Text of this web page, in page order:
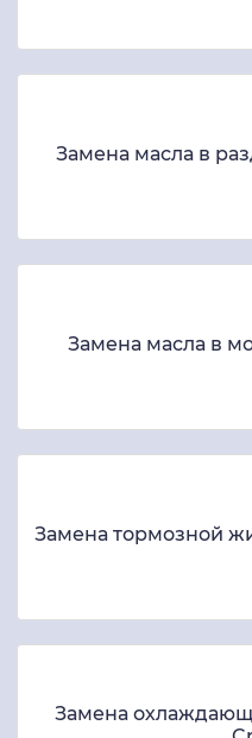
Замена масла в
Замена масла в
Замена тормозной
Замена